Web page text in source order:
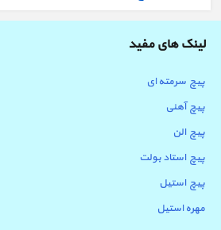
لینک های مفید
پیچ سرمته ای
پیچ آهنی
پیچ الن
پیچ استاد بولت
پیچ استیل
مهره استیل